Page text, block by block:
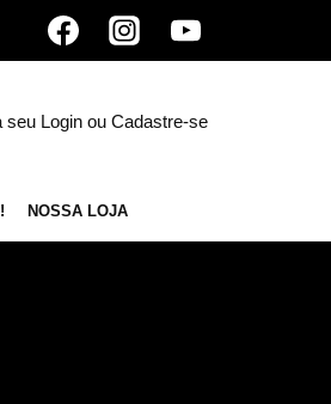
seu Login ou Cadastre-se
NOSSA LOJA